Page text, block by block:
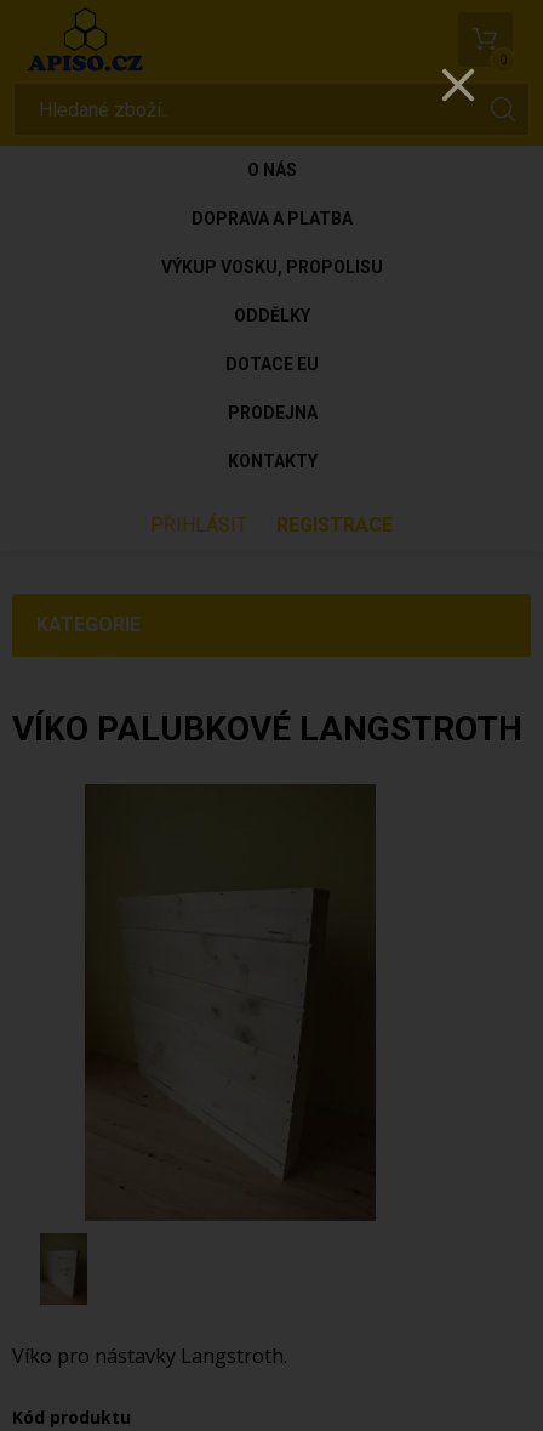
0
O NÁS
DOPRAVA A PLATBA
VÝKUP VOSKU, PROPOLISU
ODDĚLKY
DOTACE EU
PRODEJNA
KONTAKTY
PŘIHLÁSIT REGISTRACE
KATEGORIE
VÍKO PALUBKOVÉ LANGSTROTH
Víko pro nástavky Langstroth.
Kód produktu